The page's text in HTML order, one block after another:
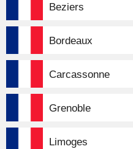
Beziers
Bordeaux
Carcassonne
Grenoble
Limoges